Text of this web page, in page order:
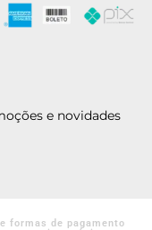
e novidades
formas de pagamento